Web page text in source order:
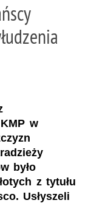
w
było
z tytułu
Usłyszeli